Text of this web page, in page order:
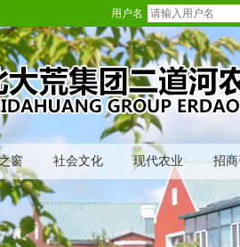
用户名
窗 社会文化 现代农业 招